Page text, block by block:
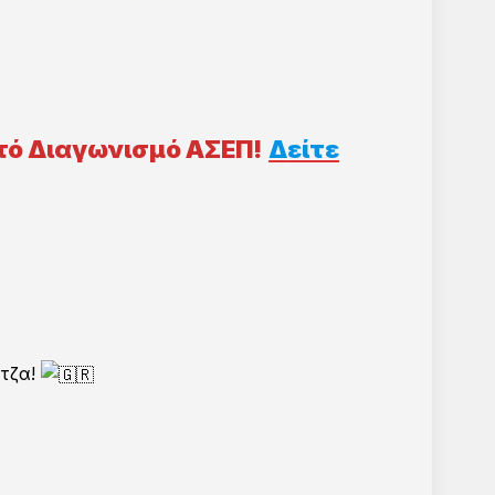
Διαγωνισμό ΑΣΕΠ! Δείτε
Γραπτό Διαγωνισμό ΑΣΕΠ